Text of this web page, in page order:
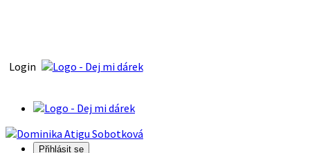
Login
Přihlásit se